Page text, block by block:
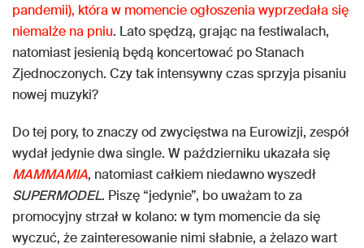
pandemii), która w momencie ogłoszenia wyprzedała się
niemalże na pniu. Lato spędzą, grając na festiwalach,
natomiast jesienią będą koncertować po Stanach
Zjednoczonych. Czy tak intensywny czas sprzyja pisaniu
nowej muzyki?
Do tej pory, to znaczy od zwycięstwa na Eurowizji, zespół
wydał jedynie dwa single. W październiku ukazała się
MAMMAMIA, natomiast całkiem niedawno wyszedł
SUPERMODEL. Piszę “jedynie”, bo uważam to za
promocyjny strzał w kolano: w tym momencie da się
wyczuć, że zainteresowanie nimi słabnie, a żelazo wart